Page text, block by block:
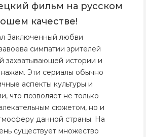
фильм на русском
качестве!
Заключенный любви
симпатии зрителей
захватывающей истории и
Эти сериалы обычно
аспекты культуры и
что позволяет не только
сюжетом, но и
данной страны. На
существует множество